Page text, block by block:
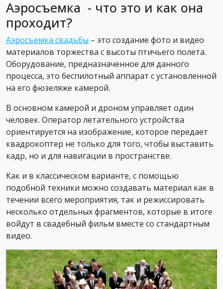
Аэросъемка - что это и как она
проходит?
Аэросъемка свадьбы – это создание фото и видео
материалов торжества с высоты птичьего полета.
Оборудование, предназначенное для данного
процесса, это беспилотный аппарат с установленной
на его фюзеляже камерой.
В основном камерой и дроном управляет один
человек. Оператор летательного устройства
ориентируется на изображение, которое передает
квадрокоптер не только для того, чтобы выставить
кадр, но и для навигации в пространстве.
Как и в классическом варианте, с помощью
подобной техники можно создавать материал как в
течении всего мероприятия, так и режиссировать
несколько отдельных фрагментов, которые в итоге
войдут в свадебный фильм вместе со стандартным
видео.